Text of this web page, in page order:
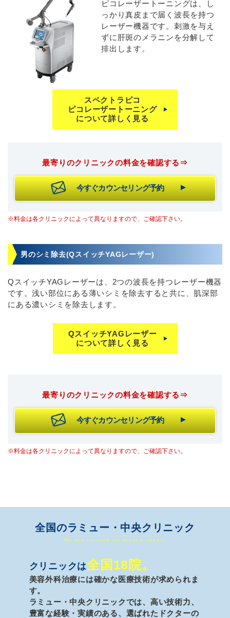
ピコレーザートーニングは、し
っかり真皮まで届く波長を持つ
レーザー機器です。刺激を与え
ずに肝斑のメラニンを分解して
排出します。
スペクトラピコ
ピコレーザートーニング
について詳しく見る
最寄りのクリニックの料金を確認する⇒
今すぐカウンセリング予約
※料金は各クリニックによって異なりますので、ご確認下さい。
男のシミ除去(QスイッチYAGレーザー)
QスイッチYAGレーザーは、2つの波長を持つレーザー機器
です。浅い部位にある薄いシミを除去すると共に、肌深部
にある濃いシミを除去します。
QスイッチYAGレーザー
について詳しく見る
最寄りのクリニックの料金を確認する⇒
今すぐカウンセリング予約
※料金は各クリニックによって異なりますので、ご確認下さい。
全国のラミュー・中央クリニック
We are located all around Japan.
クリニックは全国18院。
美容外科治療には確かな医療技術が求められま
す。
ラミュー・中央クリニックでは、高い技術力、
豊富な経験・実績のある、 選ばれたドクターの